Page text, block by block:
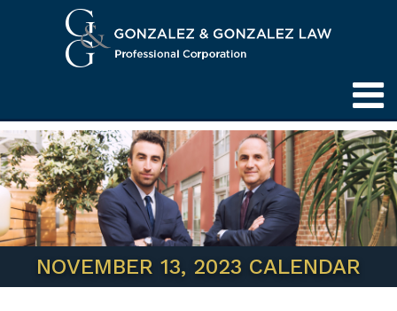
NOVEMBER 13, 2023 CALENDAR